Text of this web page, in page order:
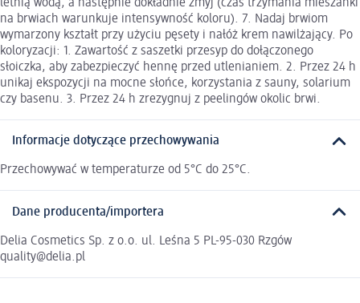
letnią wodą, a następnie dokładnie zmyj (czas trzymania mieszanki
na brwiach warunkuje intensywność koloru). 7. Nadaj brwiom
wymarzony kształt przy użyciu pęsety i nałóż krem nawilżający. Po
koloryzacji: 1. Zawartość z saszetki przesyp do dołączonego
słoiczka, aby zabezpieczyć hennę przed utlenianiem. 2. Przez 24 h
unikaj ekspozycji na mocne słońce, korzystania z sauny, solarium
czy basenu. 3. Przez 24 h zrezygnuj z peelingów okolic brwi.
Informacje dotyczące przechowywania
Przechowywać w temperaturze od 5°C do 25°C.
Dane producenta/importera
Delia Cosmetics Sp. z o.o. ul. Leśna 5 PL-95-030 Rzgów
quality@delia.pl